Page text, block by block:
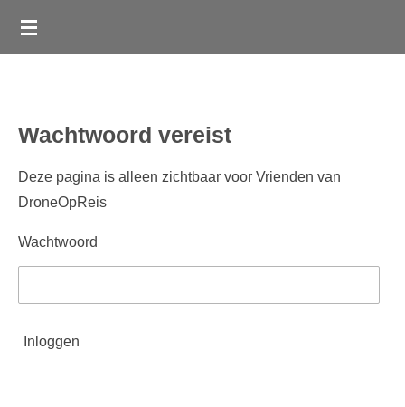
Ga
Wachtwoord vereist
Deze pagina is alleen zichtbaar voor Vrienden van
DroneOpReis
Wachtwoord
Inloggen